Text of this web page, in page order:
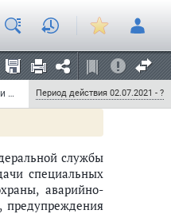
Федеральный закон от 2 июля 2021 г. N 336-ФЗ "О внесении изменений в статью 31 Федерального закона "Об автомобильных дорогах и о дорожной деятельности в Российской Федерации и о внесении изменений в отдельные законодательные акты Российской Федерации" и Федеральный закон "Устав автомобильного транспорта и городского наземного электрического транспорта" Период действия 02.07.2021 - ?
и о дорожной
Российской
N 48, ст. 6723;
службы
специальных
аварийно-
предупреждения